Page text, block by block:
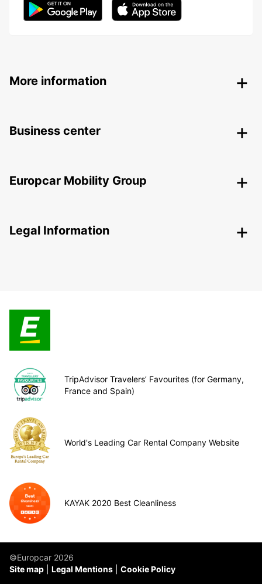
More information
Business center
Europcar Mobility Group
Legal Information
TripAdvisor Travelers’ Favourites (for Germany,
France and Spain)
World's Leading Car Rental Company Website
KAYAK 2020 Best Cleanliness
©Europcar 2026
Site map
Legal Mentions Cookie Policy